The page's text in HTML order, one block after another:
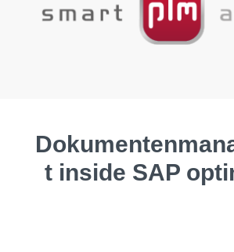
t inside SAP